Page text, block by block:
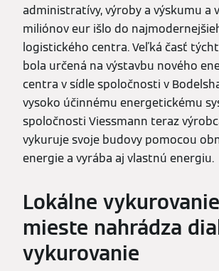
administratívy, výroby a výskumu a
miliónov eur išlo do
logistického centra. Veľká časť
bola určená na výstavbu nového
centra v sídle spoločnosti v
vysoko účinnému energetickému
spoločnosti Viessmann teraz
vykuruje svoje budovy pomocou
energie a vyrába aj vlastnú energiu.
Lokálne
mieste nahrádza
vykurovanie